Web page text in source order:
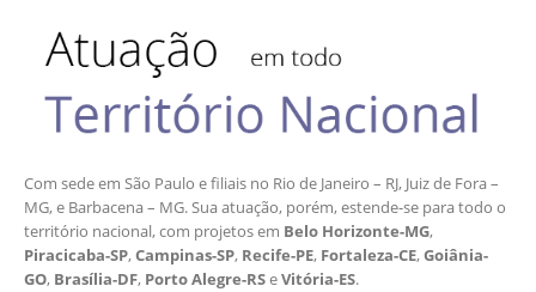
Com sede em São Paulo e filiais no Rio de Janeiro – RJ, Juiz de Fora –
MG, e Barbacena – MG. Sua atuação, porém, estende-se para todo o
território nacional, com projetos em Belo Horizonte-MG,
Piracicaba-SP,Campinas-SP, Recife-PE, Fortaleza-CE,Goiânia-
GO, Brasília-DF, Porto Alegre-RSeVitória-ES.